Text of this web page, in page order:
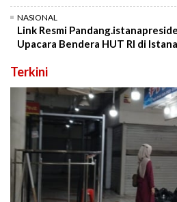
NASIONAL
Link Resmi
Upacara Bendera HUT RI di
Terkini